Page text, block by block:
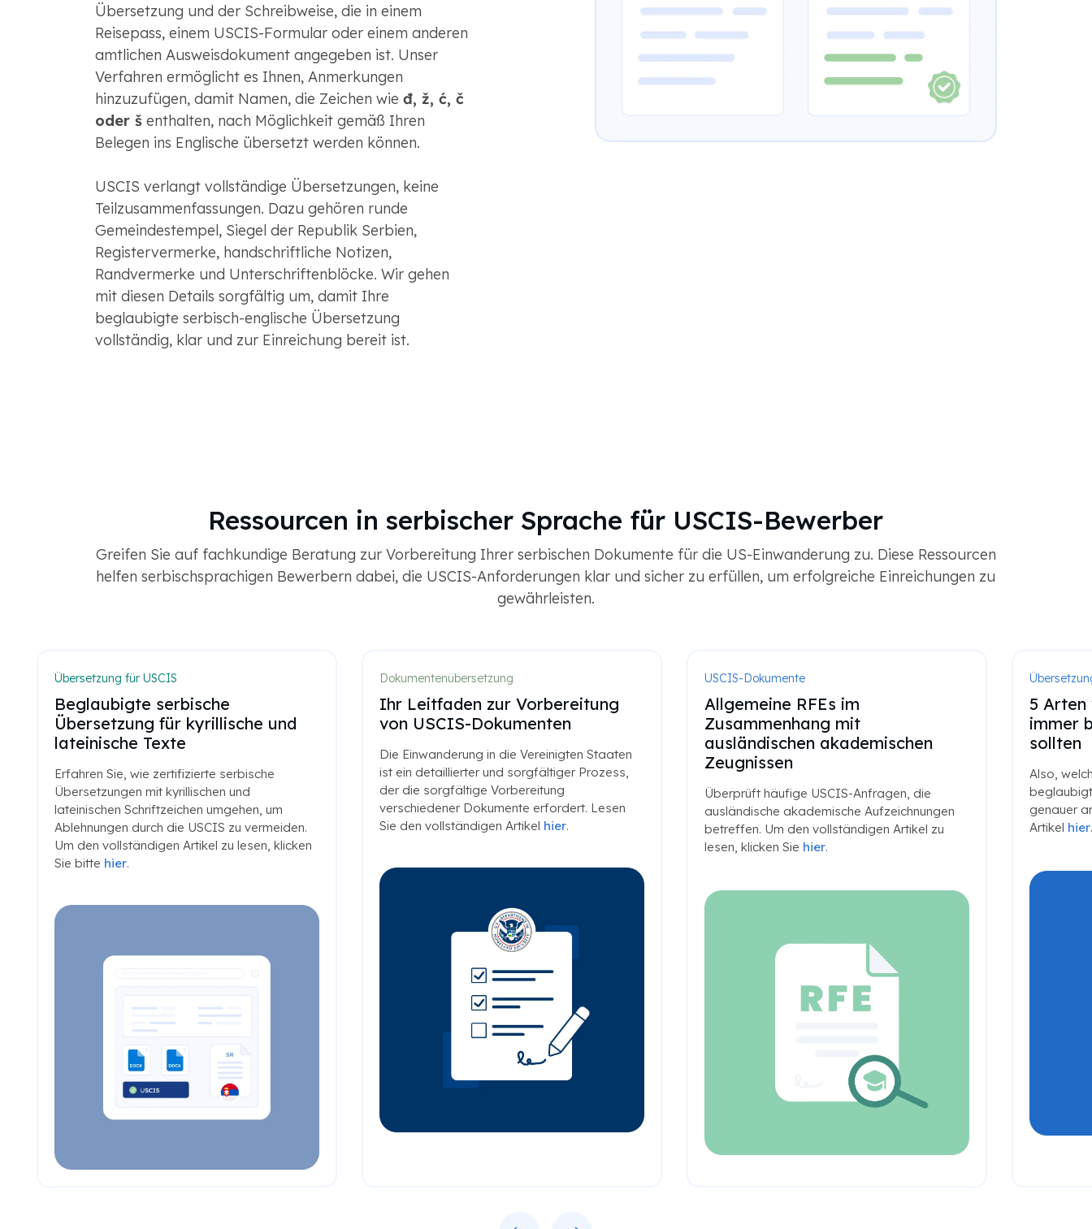
Übersetzung und der Schreibweise, die in einem
Reisepass, einem USCIS-Formular oder einem anderen
amtlichen Ausweisdokument angegeben ist. Unser
Verfahren ermöglicht es Ihnen, Anmerkungen
hinzuzufügen, damit Namen, die Zeichen wie đ, ž, ć, č
oder šenthalten, nach Möglichkeit gemäß Ihren
Belegen ins Englische übersetzt werden können.
USCIS verlangt vollständige Übersetzungen, keine
Teilzusammenfassungen. Dazu gehören runde
Gemeindestempel, Siegel der Republik Serbien,
Registervermerke, handschriftliche Notizen,
Randvermerke und Unterschriftenblöcke. Wir gehen
mit diesen Details sorgfältig um, damit Ihre
beglaubigte serbisch-englische Übersetzung
vollständig, klar und zur Einreichung bereit ist.
Ressourcen in serbischer Sprache für USCIS-Bewerber
Greifen Sie auf fachkundige Beratung zur Vorbereitung Ihrer serbischen Dokumente für die US-Einwanderung zu. Diese Ressourcen
helfen serbischsprachigen Bewerbern dabei, die USCIS-Anforderungen klar und sicher zu erfüllen, um erfolgreiche Einreichungen zu
gewährleisten.
Dokumentenübersetzung
Ihr Leitfaden zur Vorbereitung
von USCIS-Dokumenten
ist ein detaillierter und sorgfältiger Prozess,
der die sorgfältige Vorbereitung
verschiedener Dokumente erfordert. Lesen
Sie den vollständigen Artikelhier
USCIS-Dokumente
Allgemeine RFEs im
Zusammenhang mit
Zeugnissen
Überprüft häufige USCIS-Anfragen, die
ausländische akademische Aufzeichnungen
betreffen. Um den vollständigen Artikel zu
Übersetzung
5 Arten von Dokumenten, die Sie
immer beglaubigt übersetzen
sollten
Also, welche Dokumente sollten Sie immer
beglaubigt übersetzen? Schauen wir uns das
genauer an. Lesen Sie den vollständigen
Artikelhier .
werden
mit einer